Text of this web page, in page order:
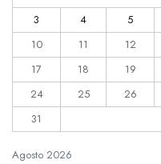
Agosto 2026
3
4 5
10
11 12
17
18 19
24
25 26
31